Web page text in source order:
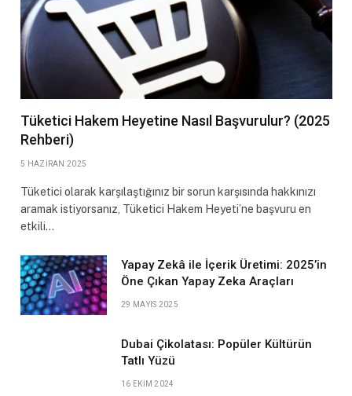
Tüketici Hakem Heyetine Nasıl Başvurulur? (2025
Rehberi)
5 HAZIRAN 2025
Tüketici olarak karşılaştığınız bir sorun karşısında hakkınızı
aramak istiyorsanız, Tüketici Hakem Heyeti’ne başvuru en
etkili…
Yapay Zekâ ile İçerik Üretimi: 2025’in
Öne Çıkan Yapay Zeka Araçları
29 MAYIS 2025
Dubai Çikolatası: Popüler Kültürün
Tatlı Yüzü
16 EKIM 2024